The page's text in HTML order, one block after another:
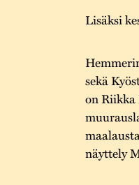
Lisäksi
sekä
on Riikka
näyttely